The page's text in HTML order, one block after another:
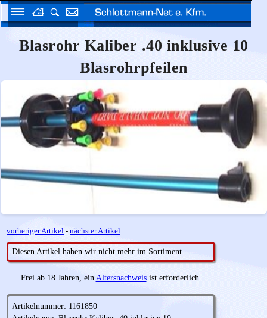
Blasrohr Kaliber .40 inklusive 10
Blasrohrpfeilen
vorheriger Artikel - nächster Artikel
Diesen Artikel haben wir nicht mehr im Sortiment.
Frei ab 18 Jahren, ein Altersnachweisist erforderlich.
Artikelnummer: 1161850